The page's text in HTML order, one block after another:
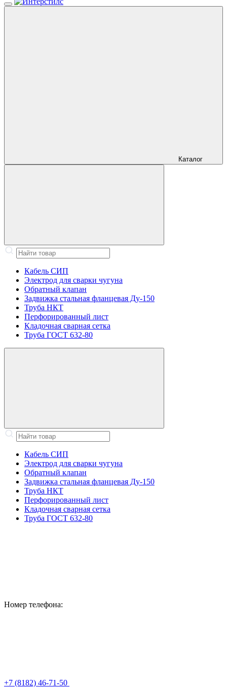
Каталог
Кабель СИП
Электрод для сварки чугуна
Обратный клапан
Задвижка стальная фланцевая Ду-150
Труба НКТ
Перфорированный лист
Кладочная сварная сетка
Труба ГОСТ 632-80
Кабель СИП
Электрод для сварки чугуна
Обратный клапан
Задвижка стальная фланцевая Ду-150
Труба НКТ
Перфорированный лист
Кладочная сварная сетка
Труба ГОСТ 632-80
Номер телефона:
+7 (8182) 46-71-50